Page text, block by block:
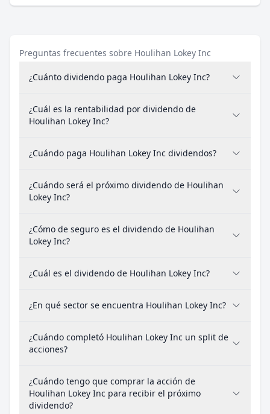
Preguntas frecuentes sobre Houlihan Lokey Inc
¿Cuánto dividendo paga Houlihan Lokey Inc?
¿Cuál es la rentabilidad por dividendo de
Houlihan Lokey Inc?
¿Cuándo paga Houlihan Lokey Inc dividendos?
¿Cuándo será el próximo dividendo de Houlihan
Lokey Inc?
¿Cómo de seguro es el dividendo de Houlihan
Lokey Inc?
¿Cuál es el dividendo de Houlihan Lokey Inc?
¿En qué sector se encuentra Houlihan Lokey Inc?
¿Cuándo completó Houlihan Lokey Inc un split de
acciones?
¿Cuándo tengo que comprar la acción de
Houlihan Lokey Inc para recibir el próximo
dividendo?